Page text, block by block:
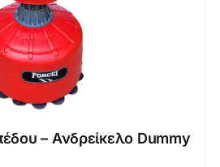
– Ανδρείκελο Dummy